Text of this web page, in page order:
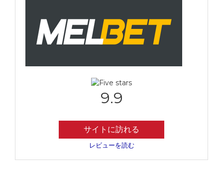
9.9
サイトに訪れる
レビューを読む